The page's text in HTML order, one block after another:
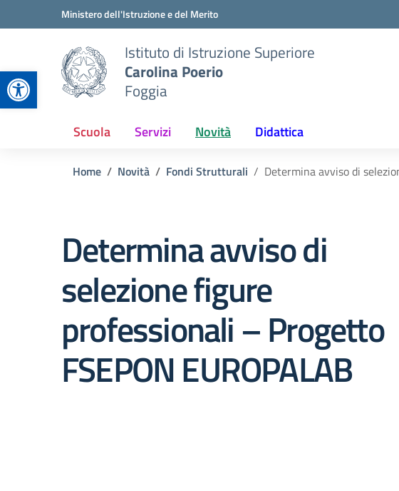
Apri la barra degli strumenti
Vai ai contenuti
Vai al menu di navigazioneMinistero dell'Istruzione e del Merito
Istituto di Istruzione Superiore
Carolina Poerio
Foggia
Scuola Servizi Novità Didattica
Home Novità Fondi Strutturali Determina avviso di
Determina avviso di
selezione figure
professionali – Progetto
FSEPON EUROPALAB